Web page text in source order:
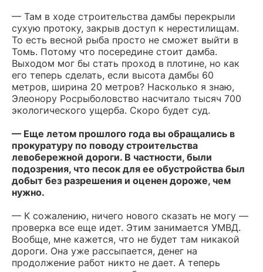
— Там в ходе строительства дамбы перекрыли
сухую протоку, закрыв доступ к нерестилищам.
То есть весной рыба просто не сможет выйти в
Томь. Потому что посередине стоит дамба.
Выходом мог бы стать проход в плотине, но как
его теперь сделать, если высота дамбы 60
метров, ширина 20 метров? Насколько я знаю,
Элеонору Росрыболовство насчитало тысяч 700
экологического ущерба. Скоро будет суд.
— Еще летом прошлого года вы обращались в
прокуратуру по поводу строительства
левобережной дороги. В частности, были
подозрения, что песок для ее обустройства был
добыт без разрешения и оценен дороже, чем
нужно.
— К сожалению, ничего нового сказать не могу —
проверка все еще идет. Этим занимается УМВД.
Вообще, мне кажется, что не будет там никакой
дороги. Она уже рассыпается, денег на
продолжение работ никто не дает. А теперь